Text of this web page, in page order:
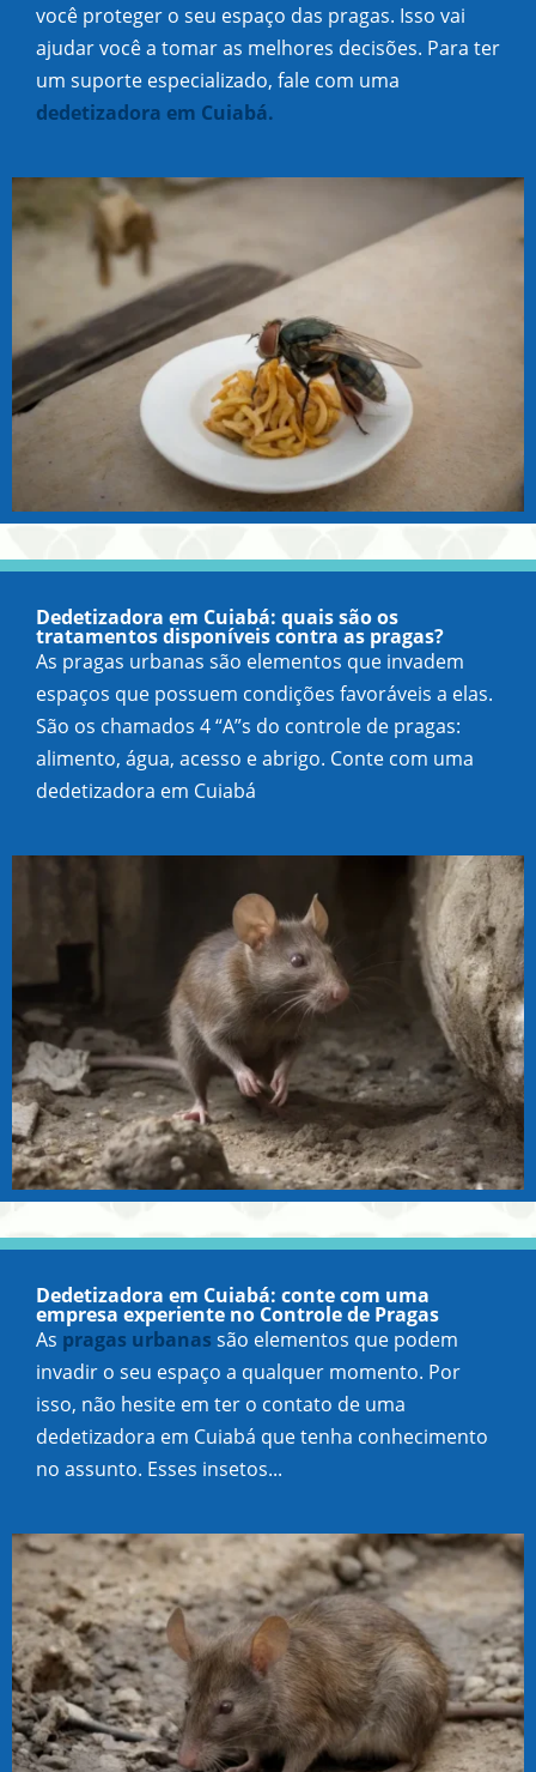
você proteger o seu espaço das pragas. Isso vai
ajudar você a tomar as melhores decisões. Para ter
um suporte especializado, fale com uma
dedetizadora em Cuiabá.
Dedetizadora em Cuiabá: quais são os
tratamentos disponíveis contra as pragas?
As pragas urbanas são elementos que invadem
espaços que possuem condições favoráveis a elas.
São os chamados 4 “A”s do controle de pragas:
alimento, água, acesso e abrigo. Conte com uma
dedetizadora em Cuiabá
Dedetizadora em Cuiabá: conte com uma
empresa experiente no Controle de Pragas
As pragas urbanas são elementos que podem
invadir o seu espaço a qualquer momento. Por
isso, não hesite em ter o contato de uma
dedetizadora em Cuiabá que tenha conhecimento
no assunto. Esses insetos...